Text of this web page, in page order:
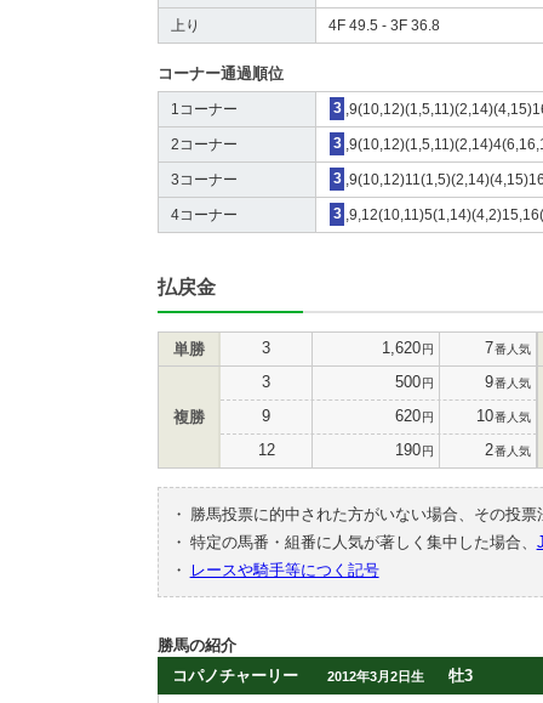
上り 4F 49.5 - 3F 36.8
コーナー通過順位
1コーナー 3
2コーナー 3
3コーナー 3
4コーナー 3
払戻金
単勝 3 1,620円 7番人気
複勝
3 500円 9番人気
9 620円 10番人気
12 190円 2番人気
・
勝馬投票に的中された方がいない場合、その投
・ 特定の馬番・組番に人気が著しく集中した場合、
・
レースや騎手等につく記号
勝馬の紹介
コパノチャーリー
2012年3月2日生 牡3